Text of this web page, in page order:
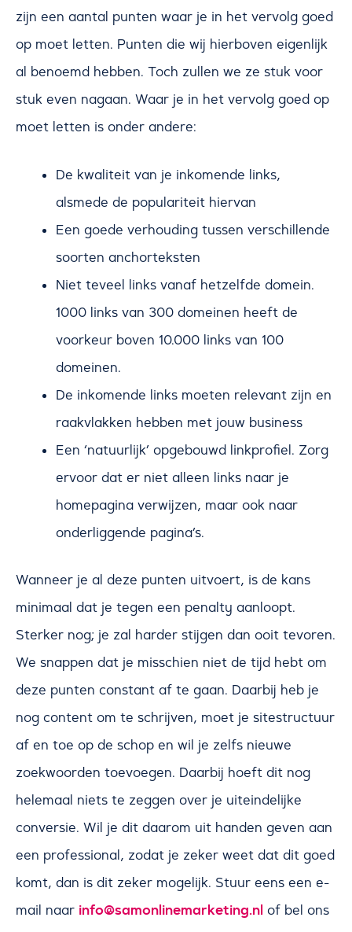
zijn een aantal punten waar je in het vervolg goed
op moet letten. Punten die wij hierboven eigenlijk
al benoemd hebben. Toch zullen we ze stuk voor
stuk even nagaan. Waar je in het vervolg goed op
moet letten is onder andere:
De kwaliteit van je inkomende links,
alsmede de populariteit hiervan
Een goede verhouding tussen verschillende
soorten anchorteksten
Niet teveel links vanaf hetzelfde domein.
1000 links van 300 domeinen heeft de
voorkeur boven 10.000 links van 100
domeinen.
De inkomende links moeten relevant zijn en
raakvlakken hebben met jouw business
Een ‘natuurlijk’ opgebouwd linkprofiel. Zorg
ervoor dat er niet alleen links naar je
homepagina verwijzen, maar ook naar
onderliggende pagina’s.
Wanneer je al deze punten uitvoert, is de kans
minimaal dat je tegen een penalty aanloopt.
Sterker nog; je zal harder stijgen dan ooit tevoren.
We snappen dat je misschien niet de tijd hebt om
deze punten constant af te gaan. Daarbij heb je
nog content om te schrijven, moet je sitestructuur
af en toe op de schop en wil je zelfs nieuwe
zoekwoorden toevoegen. Daarbij hoeft dit nog
helemaal niets te zeggen over je uiteindelijke
conversie. Wil je dit daarom uit handen geven aan
een professional, zodat je zeker weet dat dit goed
komt, dan is dit zeker mogelijk. Stuur eens een e-
mail naar info@samonlinemarketing.nl of bel ons